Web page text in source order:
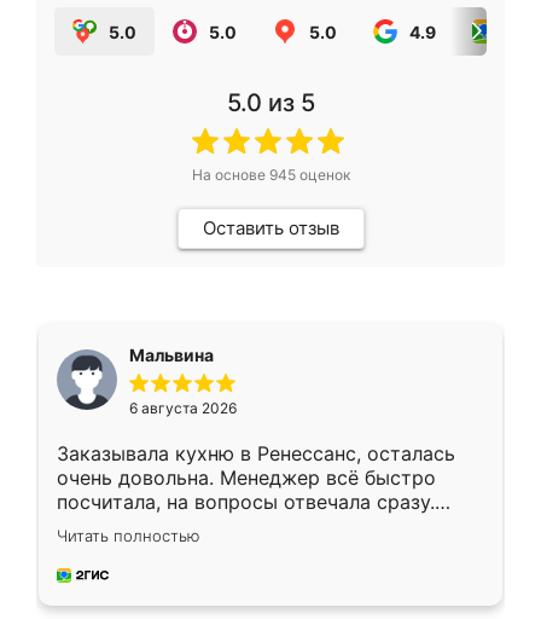
5.0 5.0 5.0 4.9
5.0 из 5
На основе 945оценок
Оставить отзыв
Мальвина
6 августа 2026
Заказывала кухню в Ренессанс, осталась
очень довольна. Менеджер всё быстро
посчитала, на вопросы отвечала сразу.
Замерщик приехал в субботу, подошёл к
делу со всей ответственностью. Собрали
за день, ребята работали аккуратно, даже
Читать полностью